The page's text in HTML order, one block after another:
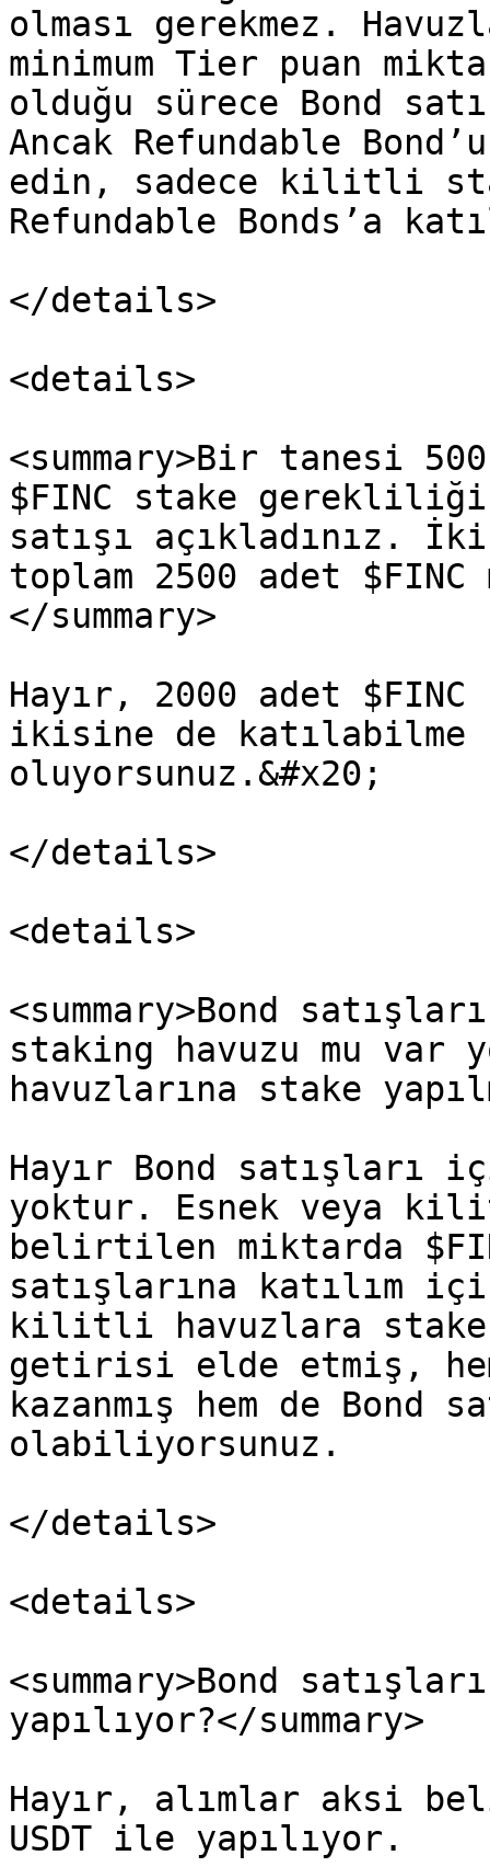
olması gerekmez.
minimum Tier puan
olduğu sürece Bond
Ancak Refundable
edin, sadece kilitli
Refundable Bonds’a
</details>
<details>
<summary>Bir tanesi
$FINC stake
satışı açıkladınız.
toplam 2500 adet
</summary>
Hayır, 2000 adet
ikisine de katılabilme
oluyorsunuz.&#x20;
</details>
<details>
<summary>Bond
staking havuzu mu var
havuzlarına stake
Hayır Bond satışları
yoktur. Esnek veya
belirtilen miktarda
satışlarına katılım
kilitli havuzlara stake
getirisi elde etmiş,
kazanmış hem de Bond
olabiliyorsunuz.
</details>
<details>
<summary>Bond
yapılıyor?</summary>
Hayır, alımlar aksi
USDT ile yapılıyor.